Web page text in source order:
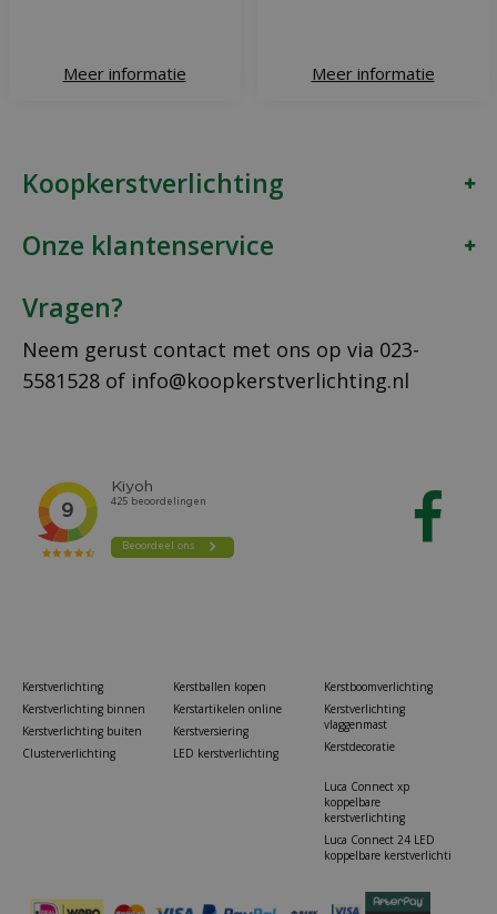
Meer informatie Meer informatie
Koopkerstverlichting
Onze klantenservice
Vragen?
Neem gerust contact met ons op via 023-
5581528 of info@koopkerstverlichting.nl
Kerstverlichting
Kerstverlichting binnen
Kerstverlichting buiten
Clusterverlichting
Kerstballen kopen
Kerstartikelen online
Kerstversiering
LED kerstverlichting
Kerstboomverlichting
Kerstverlichting
vlaggenmast
Kerstdecoratie
Luca Connect xp
koppelbare
kerstverlichting
Luca Connect 24 LED
koppelbare kerstverlichti